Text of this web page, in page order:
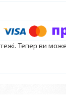
Тепер ви